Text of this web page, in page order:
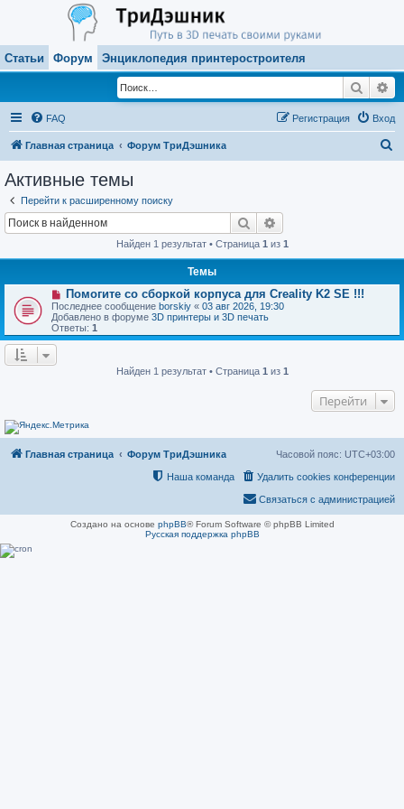
Статьи Форум Энциклопедия принтеростроителя
Поиск
FAQ Вход
Регистрация
Главная страница Форум ТриДэшника
Активные темы
Перейти к расширенному поиску
Поиск
Найден 1 результат • Страница 1 из 1
Темы
Н
о
в
о
е
и
Помогите со сборкой корпуса для Creality K2 SE !!!
Последнее сообщение borskiy « 03 авг 2026, 19:30
Добавлено в форуме 3D принтеры и 3D печать
Ответы: 1
Найден 1 результат • Страница 1 из 1
Перейти
Главная страница Форум ТриДэшника Часовой пояс: UTC+03:00
Удалить cookies конференции
Наша команда
Связаться с администрацией
Создано на основе phpBB® Forum Software © phpBB Limited
Русская поддержка phpBB